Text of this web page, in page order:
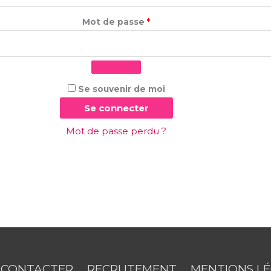
Mot de passe *
Se souvenir de moi
Se connecter
Mot de passe perdu ?